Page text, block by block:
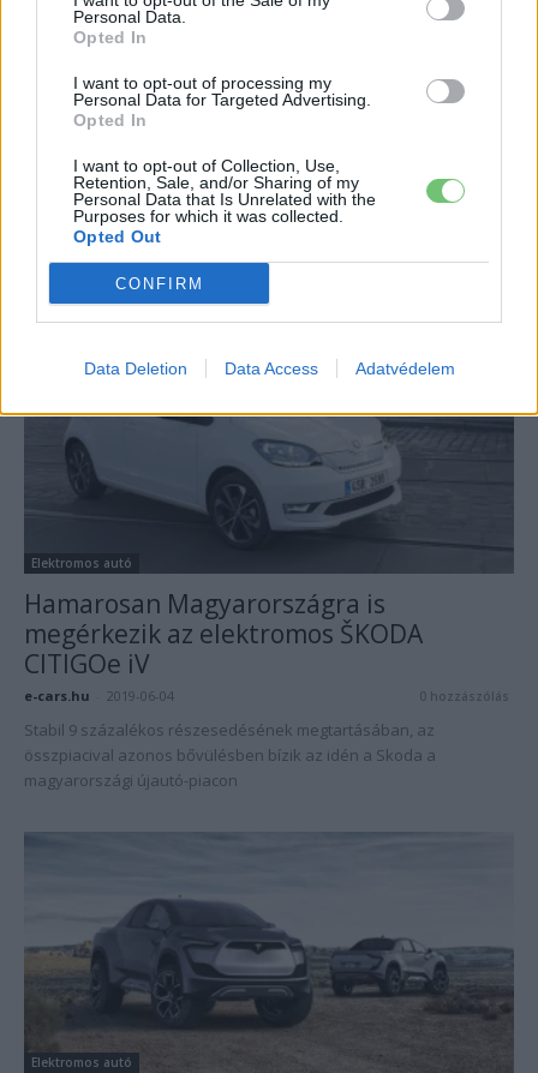
Personal Data.
Opted In
I want to opt-out of processing my
Personal Data for Targeted Advertising.
Opted In
I want to opt-out of Collection, Use,
Retention, Sale, and/or Sharing of my
Personal Data that Is Unrelated with the
Purposes for which it was collected.
Opted Out
CONFIRM
Data Deletion Data Access Adatvédelem
Kezdetben csak a főbb útvonalak
mentén lesznek V3 Superchargerek
2019-06-04
A kivitelezés iránya jól átgondolt stratégiára vall a V3 esetében.
Elektromos autó
Hamarosan Magyarországra is
megérkezik az elektromos ŠKODA
CITIGOe iV
e-cars.hu 2019-06-04 0 hozzászólás
Stabil 9 százalékos részesedésének megtartásában, az
összpiacival azonos bővülésben bízik az idén a Skoda a
magyarországi újautó-piacon
Elektromos autó